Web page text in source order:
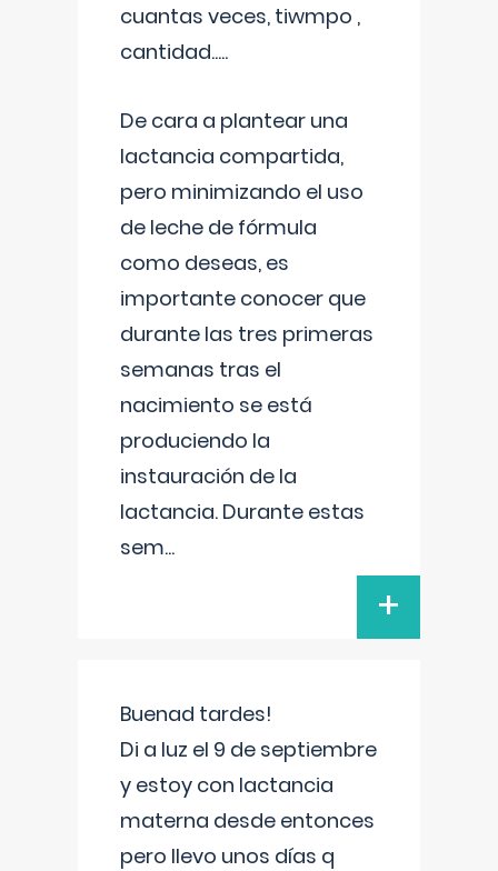
cuantas veces, tiwmpo ,
cantidad.....
De cara a plantear una
lactancia compartida,
pero minimizando el uso
de leche de fórmula
como deseas, es
importante conocer que
durante las tres primeras
semanas tras el
nacimiento se está
produciendo la
instauración de la
lactancia. Durante estas
sem...
+
Buenad tardes!
Di a luz el 9 de septiembre
y estoy con lactancia
materna desde entonces
pero llevo unos días q